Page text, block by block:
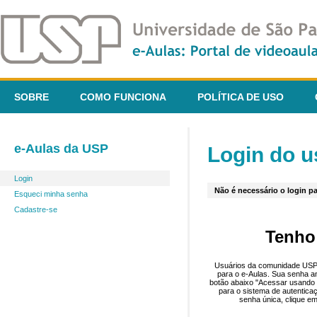
SOBRE COMO FUNCIONA POLÍTICA DE USO
e-Aulas da USP
Login
Esqueci minha senha
Cadastre-se
Login do
Não é necessário o login
Usuários da comunidade
para o e-Aulas. Sua senha
botão abaixo "Acessar
para o sistema de
senha única, clique